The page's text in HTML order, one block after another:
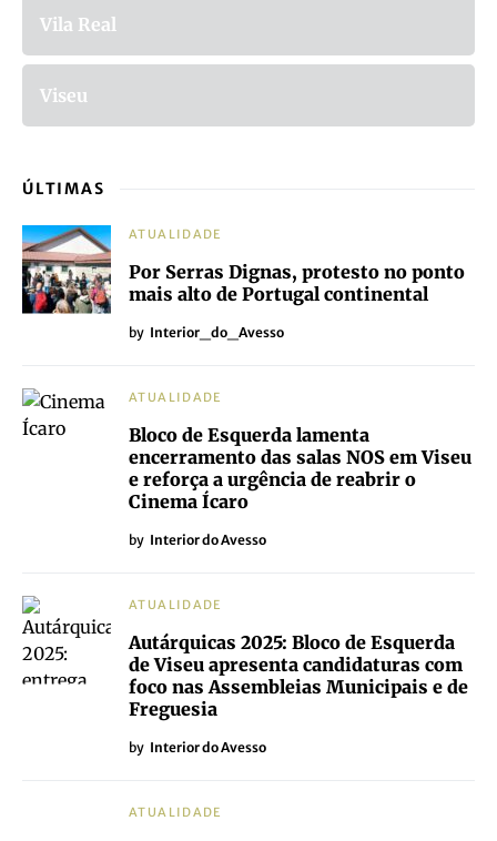
Vila Real
Viseu
ÚLTIMAS
ATUALIDADE
Por Serras Dignas, protesto no ponto
mais alto de Portugal continental
by Interior_do_Avesso
ATUALIDADE
Bloco de Esquerda lamenta
encerramento das salas NOS em Viseu
e reforça a urgência de reabrir o
Cinema Ícaro
by Interior do Avesso
ATUALIDADE
Autárquicas 2025: Bloco de Esquerda
de Viseu apresenta candidaturas com
foco nas Assembleias Municipais e de
Freguesia
by Interior do Avesso
ATUALIDADE